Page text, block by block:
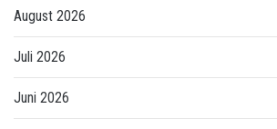
August 2026
Juli 2026
Juni 2026